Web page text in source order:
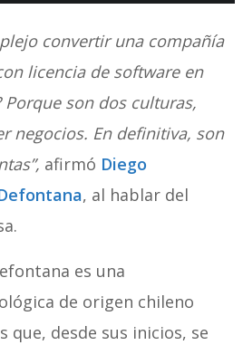
convertir una compañía
licencia de software en
Porque son dos culturas,
negocios. En definitiva, son
afirmó Diego
, al hablar del
es una
de origen chileno
que, desde sus inicios, se